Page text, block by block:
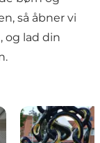
så åbner vi
og lad din